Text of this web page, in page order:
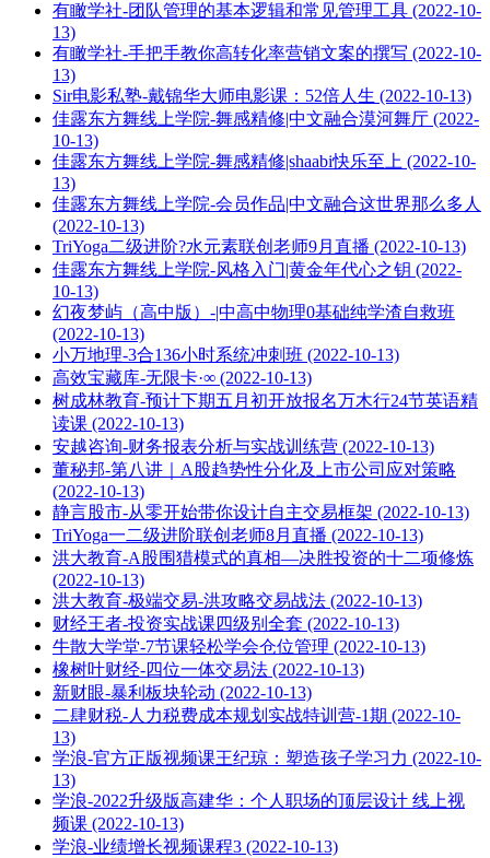
有瞰学社-团队管理的基本逻辑和常见管理工具 (2022-10-
13)
有瞰学社-手把手教你高转化率营销文案的撰写 (2022-10-
13)
Sir电影私塾-戴锦华大师电影课：52倍人生 (2022-10-13)
佳露东方舞线上学院-舞感精修|中文融合漠河舞厅 (2022-
10-13)
佳露东方舞线上学院-舞感精修|shaabi快乐至上 (2022-10-
13)
佳露东方舞线上学院-会员作品|中文融合这世界那么多人
(2022-10-13)
TriYoga二级进阶?水元素联创老师9月直播 (2022-10-13)
佳露东方舞线上学院-风格入门|黄金年代心之钥 (2022-
10-13)
幻夜梦屿（高中版）-|中高中物理0基础纯学渣自救班
(2022-10-13)
小万地理-3合136小时系统冲刺班 (2022-10-13)
高效宝藏库-无限卡·∞ (2022-10-13)
树成林教育-预计下期五月初开放报名万木行24节英语精
读课 (2022-10-13)
安越咨询-财务报表分析与实战训练营 (2022-10-13)
董秘邦-第八讲｜A股趋势性分化及上市公司应对策略
(2022-10-13)
静言股市-从零开始带你设计自主交易框架 (2022-10-13)
TriYoga一二级进阶联创老师8月直播 (2022-10-13)
洪大教育-A股围猎模式的真相—决胜投资的十二项修炼
(2022-10-13)
洪大教育-极端交易-洪攻略交易战法 (2022-10-13)
财经王者-投资实战课四级别全套 (2022-10-13)
牛散大学堂-7节课轻松学会仓位管理 (2022-10-13)
橡树叶财经-四位一体交易法 (2022-10-13)
新财眼-暴利板块轮动 (2022-10-13)
二肆财税-人力税费成本规划实战特训营-1期 (2022-10-
13)
学浪-官方正版视频课王纪琼：塑造孩子学习力 (2022-10-
13)
学浪-2022升级版高建华：个人职场的顶层设计 线上视
频课 (2022-10-13)
学浪-业绩增长视频课程3 (2022-10-13)